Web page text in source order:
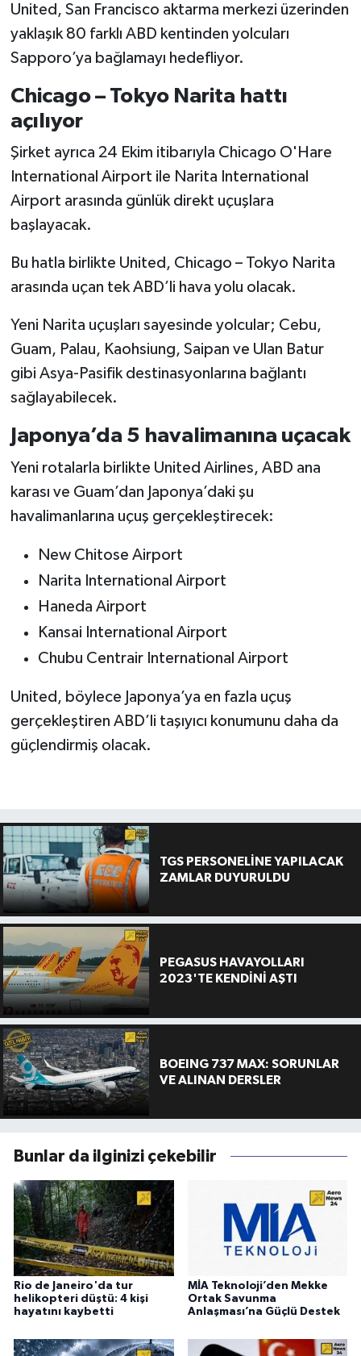
United, San Francisco aktarma merkezi üzerinden
yaklaşık 80 farklı ABD kentinden yolcuları
Sapporo’ya bağlamayı hedefliyor.
Chicago – Tokyo Narita hattı
açılıyor
Şirket ayrıca 24 Ekim itibarıyla Chicago O'Hare
International Airport ile Narita International
Airport arasında günlük direkt uçuşlara
başlayacak.
Bu hatla birlikte United, Chicago – Tokyo Narita
arasında uçan tek ABD’li hava yolu olacak.
Yeni Narita uçuşları sayesinde yolcular; Cebu,
Guam, Palau, Kaohsiung, Saipan ve Ulan Batur
gibi Asya-Pasifik destinasyonlarına bağlantı
sağlayabilecek.
Japonya’da 5 havalimanına uçacak
Yeni rotalarla birlikte United Airlines, ABD ana
karası ve Guam’dan Japonya’daki şu
havalimanlarına uçuş gerçekleştirecek:
New Chitose Airport
Narita International Airport
Haneda Airport
Kansai International Airport
Chubu Centrair International Airport
United, böylece Japonya’ya en fazla uçuş
gerçekleştiren ABD’li taşıyıcı konumunu daha da
güçlendirmiş olacak.
TGS PERSONELİNE YAPILACAK
ZAMLAR DUYURULDU
PEGASUS HAVAYOLLARI
2023'TE KENDİNİ AŞTI
BOEING 737 MAX: SORUNLAR
VE ALINAN DERSLER
Bunlar da ilginizi çekebilir
Rio de Janeiro'da tur
helikopteri düştü: 4 kişi
hayatını kaybetti
MİA Teknoloji’den Mekke
Ortak Savunma
Anlaşması’na Güçlü Destek